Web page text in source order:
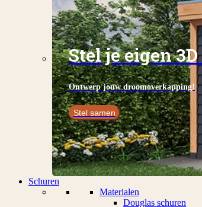
Stel je eigen
Ontwerp jouw droomoverkapping!
Stel samen
Schuren
Materialen
Douglas schuren